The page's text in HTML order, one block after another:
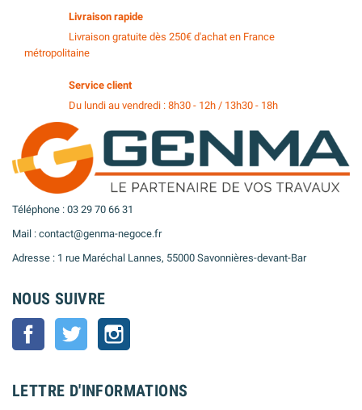
Livraison rapide
Livraison gratuite dès 250€ d'achat en France
métropolitaine
Service client
Du lundi au vendredi : 8h30 - 12h / 13h30 - 18h
Téléphone : 03 29 70 66 31
Mail : contact@genma-negoce.fr
Adresse : 1 rue Maréchal Lannes, 55000 Savonnières-devant-Bar
NOUS SUIVRE
Facebook Twitter
LETTRE D'INFORMATIONS